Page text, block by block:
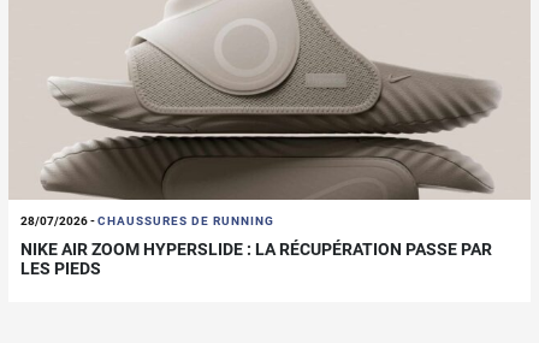
28/07/2026-CHAUSSURES DE RUNNING
NIKE AIR ZOOM HYPERSLIDE : LA RÉCUPÉRATION PASSE PAR
LES PIEDS